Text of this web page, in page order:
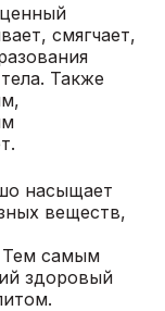
смягчает,
Также
насыщает
веществ,
Тем самым
здоровый